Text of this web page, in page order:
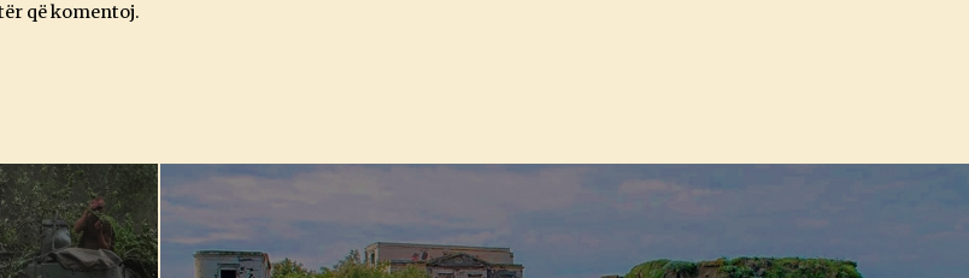
që komentoj.